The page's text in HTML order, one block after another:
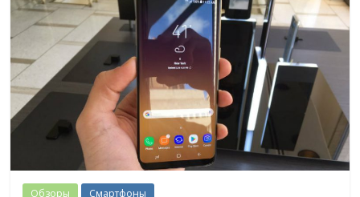
Обзоры Смартфоны